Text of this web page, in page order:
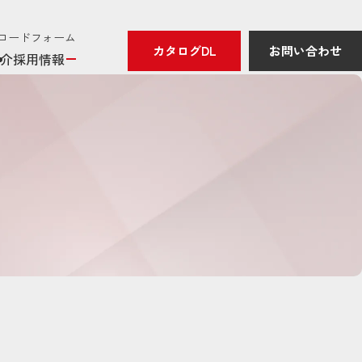
カタログDL お問い合わせ
ードフォーム
採用情報